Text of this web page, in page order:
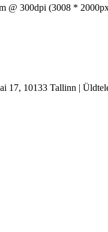
@ 300dpi (3008 *
17, 10133 Tallinn |